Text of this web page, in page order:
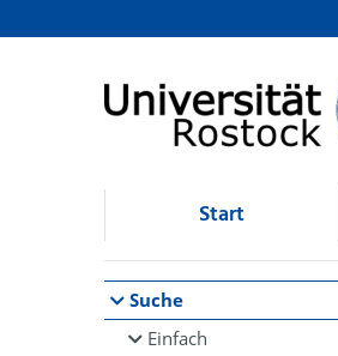
Browsen
direkt zum Inhalt
Start
Suche
Einfach